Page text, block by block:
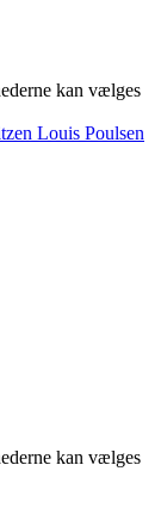
kan vælges
kan vælges